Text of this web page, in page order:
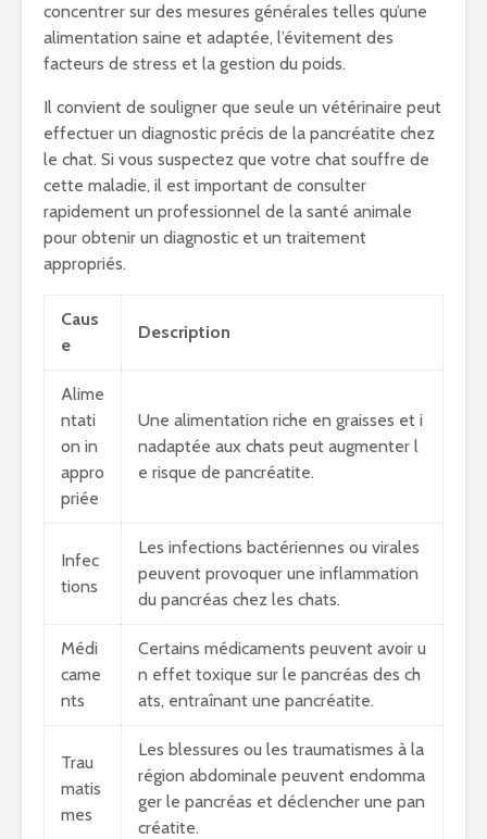
concentrer sur des mesures générales telles qu’une
alimentation saine et adaptée, l’évitement des
facteurs de stress et la gestion du poids.
Il convient de souligner que seule un vétérinaire peut
effectuer un diagnostic précis de la pancréatite chez
le chat. Si vous suspectez que votre chat souffre de
cette maladie, il est important de consulter
rapidement un professionnel de la santé animale
pour obtenir un diagnostic et un traitement
appropriés.
Caus
e
Description
Alime
ntati
on in
appro
priée
Une alimentation riche en graisses et i
nadaptée aux chats peut augmenter l
e risque de pancréatite.
Infec
tions
Les infections bactériennes ou virales
peuvent provoquer une inflammation
du pancréas chez les chats.
Médi
came
nts
Certains médicaments peuvent avoir u
n effet toxique sur le pancréas des ch
ats, entraînant une pancréatite.
Trau
matis
mes
Les blessures ou les traumatismes à la
région abdominale peuvent endomma
ger le pancréas et déclencher une pan
créatite.